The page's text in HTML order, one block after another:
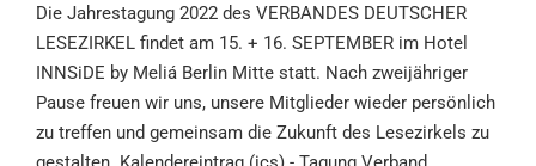
Die Jahrestagung 2022 des VERBANDES DEUTSCHER
LESEZIRKEL findet am 15. + 16. SEPTEMBER im Hotel
INNSiDE by Meliá Berlin Mitte statt. Nach zweijähriger
Pause freuen wir uns, unsere Mitglieder wieder persönlich
zu treffen und gemeinsam die Zukunft des Lesezirkels zu